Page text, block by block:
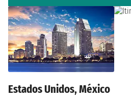
Estados Unidos, México